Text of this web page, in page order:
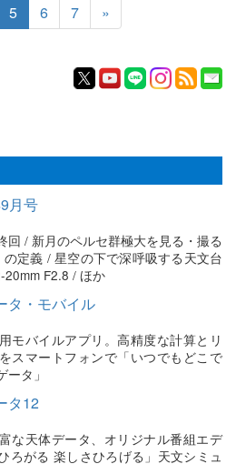
5 6 7 »
月号
回 / 新月のペルセ群極大を見る・撮る
定義 / 星空の下で深呼吸する天文台
20mm F2.8 / ほか
タ・モバイル
モバイルアプリ。高精度な計算とリ
スマートフォンで「いつでもどこで
タ」
タ12
な天体データ、オリジナル番組エデ
ろがる 楽しさひろげる」天文シミュ